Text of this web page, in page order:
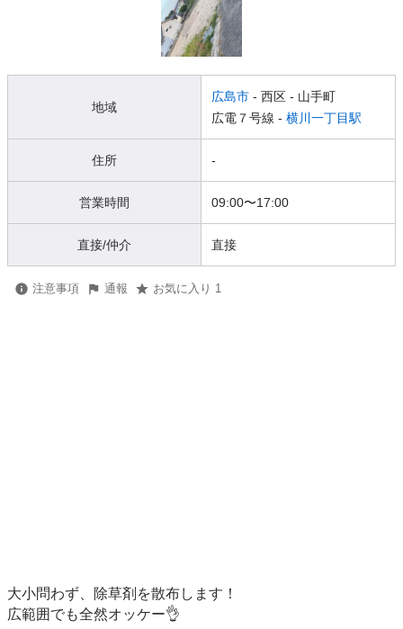
地域
広島市 - 西区 - 山手町
広電７号線 - 横川一丁目駅
住所 -
営業時間 09:00〜17:00
直接/仲介 直接
注意事項 通報 お気に入り 1
大小問わず、除草剤を散布します！
広範囲でも全然オッケー👌